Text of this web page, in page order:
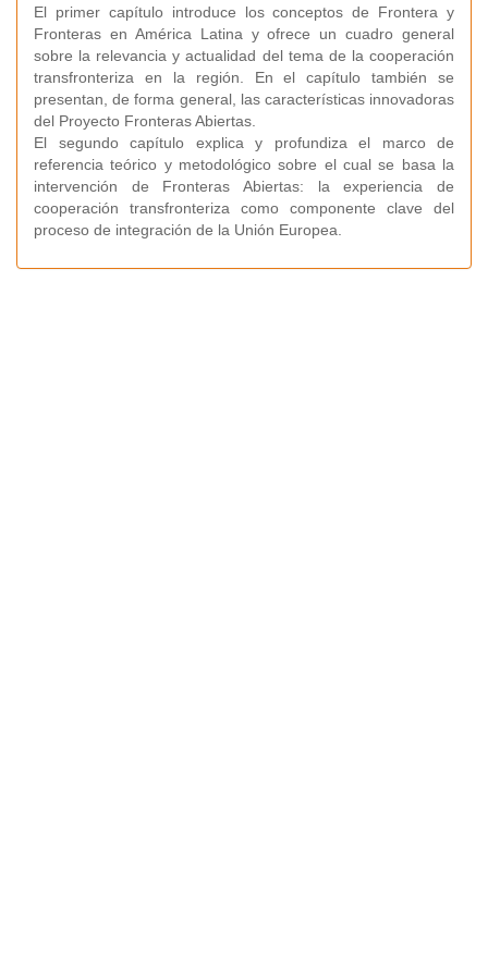
El primer capítulo introduce los conceptos de Frontera y
Fronteras en América Latina y ofrece un cuadro general
sobre la relevancia y actualidad del tema de la cooperación
transfronteriza en la región. En el capítulo también se
presentan, de forma general, las características innovadoras
del Proyecto Fronteras Abiertas.
El segundo capítulo explica y profundiza el marco de
referencia teórico y metodológico sobre el cual se basa la
intervención de Fronteras Abiertas: la experiencia de
cooperación transfronteriza como componente clave del
proceso de integración de la Unión Europea.